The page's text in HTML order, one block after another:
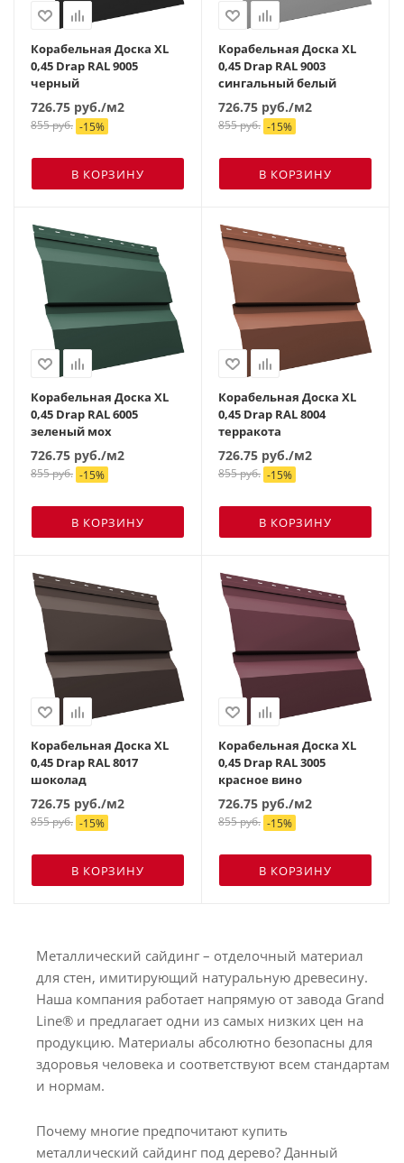
Корабельная Доска XL
0,45 Drap RAL 9005
черный
726.75 руб./м2
855руб. -15%
В КОРЗИНУ
Корабельная Доска XL
0,45 Drap RAL 9003
сингальный белый
726.75 руб./м2
855руб. -15%
В КОРЗИНУ
Корабельная Доска XL
0,45 Drap RAL 6005
зеленый мох
726.75 руб./м2
855руб. -15%
В КОРЗИНУ
Корабельная Доска XL
0,45 Drap RAL 8004
терракота
726.75 руб./м2
855руб. -15%
В КОРЗИНУ
Корабельная Доска XL
0,45 Drap RAL 8017
шоколад
726.75 руб./м2
855руб. -15%
В КОРЗИНУ
Корабельная Доска XL
0,45 Drap RAL 3005
красное вино
726.75 руб./м2
855руб. -15%
В КОРЗИНУ
Металлический сайдинг – отделочный материал
для стен, имитирующий натуральную древесину.
Наша компания работает напрямую от завода Grand
Line® и предлагает одни из самых низких цен на
продукцию. Материалы абсолютно безопасны для
здоровья человека и соответствуют всем стандартам
и нормам.
Почему многие предпочитают купить
металлический сайдинг под дерево? Данный